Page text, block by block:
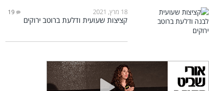
18 מרץ, 2021 19
קציצות שעועית ודלעת ברוטב ירוקים